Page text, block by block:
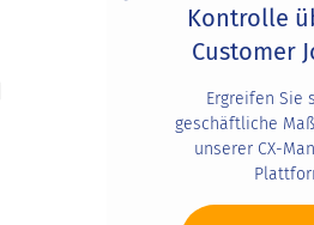
Kontrolle
Customer
Ergreifen Sie
geschäftliche
unserer CX-